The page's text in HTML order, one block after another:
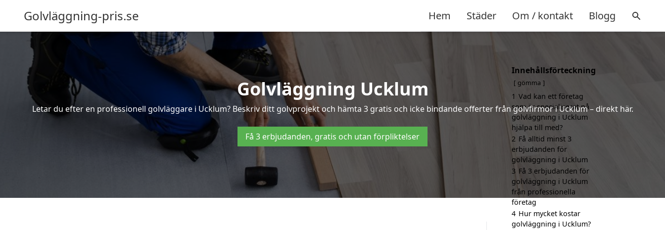
Golvläggning-pris.se Hem Städer Om / kontakt Blogg
Golvläggning Ucklum
Letar du efter en professionell golvläggare i Ucklum? Beskriv ditt golvprojekt och hämta 3 gratis och icke bindande offerter från golvfirmor i Ucklum – direkt här.
Få 3 erbjudanden, gratis och utan förpliktelser
Innehållsförteckning
gömma
1 Vad kan ett företag
som är specialiserat på
golvläggning i Ucklum
hjälpa till med?
2 Få alltid minst 3
erbjudanden för
golvläggning i Ucklum
3 Få 3 erbjudanden för
golvläggning i Ucklum
från professionella
företag
4 Hur mycket kostar
golvläggning i Ucklum?